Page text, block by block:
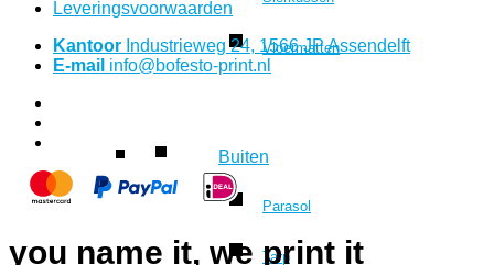
Vloermatten
Buiten
Parasol
Tarp
Leveringsvoorwaarden
Kantoor Industrieweg 24, 1566 JP Assendelft
E-mail info@bofesto-print.nl
you name it, we print it